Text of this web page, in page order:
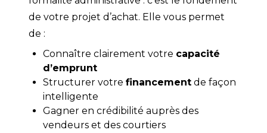
de votre projet d’achat. Elle vous permet
de :
Connaître clairement votre capacité
d’emprunt
Structurer votre financement de façon
intelligente
Gagner en crédibilité auprès des
vendeurs et des courtiers